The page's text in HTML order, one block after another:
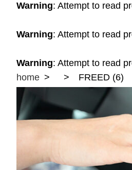
Warning: Attempt to read
Warning: Attempt to read
Warning: Attempt to read
home
FREED (6)